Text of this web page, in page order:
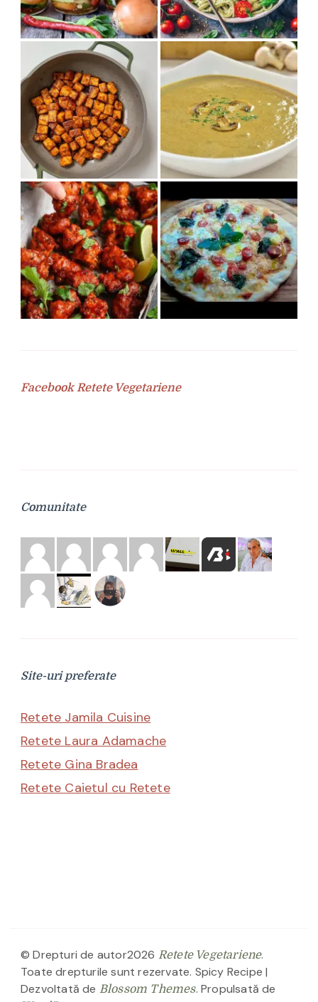
Facebook Retete Vegetariene
Comunitate
Site-uri preferate
Retete Jamila Cuisine
Retete Laura Adamache
Retete Gina Bradea
Retete Caietul cu Retete
© Drepturi de autor2026 Retete Vegetariene.
Toate drepturile sunt rezervate. Spicy Recipe |
Dezvoltată de Blossom Themes. Propulsată de